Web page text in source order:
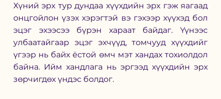
Хүний эрх тур дундаа хүүхдийн эрх гэж яагаад
онцгойлон үзэх хэрэгтэй вэ гэхээр хүүхэд бол
эцэг эхээсээ бүрэн хараат байдаг. Үүнээс
улбаатайгаар эцэг эхчүүд, томчууд хүүхдийг
үгээр нь байх ёстой өмч мэт хандах тохиолдол
байна. Ийм хандлага нь эргээд хүүхдийн эрх
зөрчигдөх үндэс болдог.